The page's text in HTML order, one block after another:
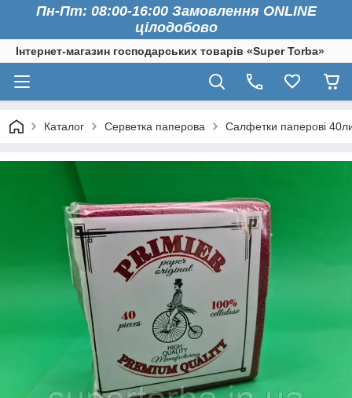
Пн-Пт: 08:00-16:00 Замовлення ONLINE
цілодобово
Інтернет-магазин господарських товарів «Super Torba»
Каталог Серветка паперова Cалфетки паперові